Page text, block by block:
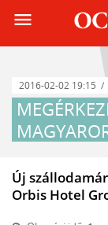
menu
2016-02-02 19:15
Új
Orbis Hotel